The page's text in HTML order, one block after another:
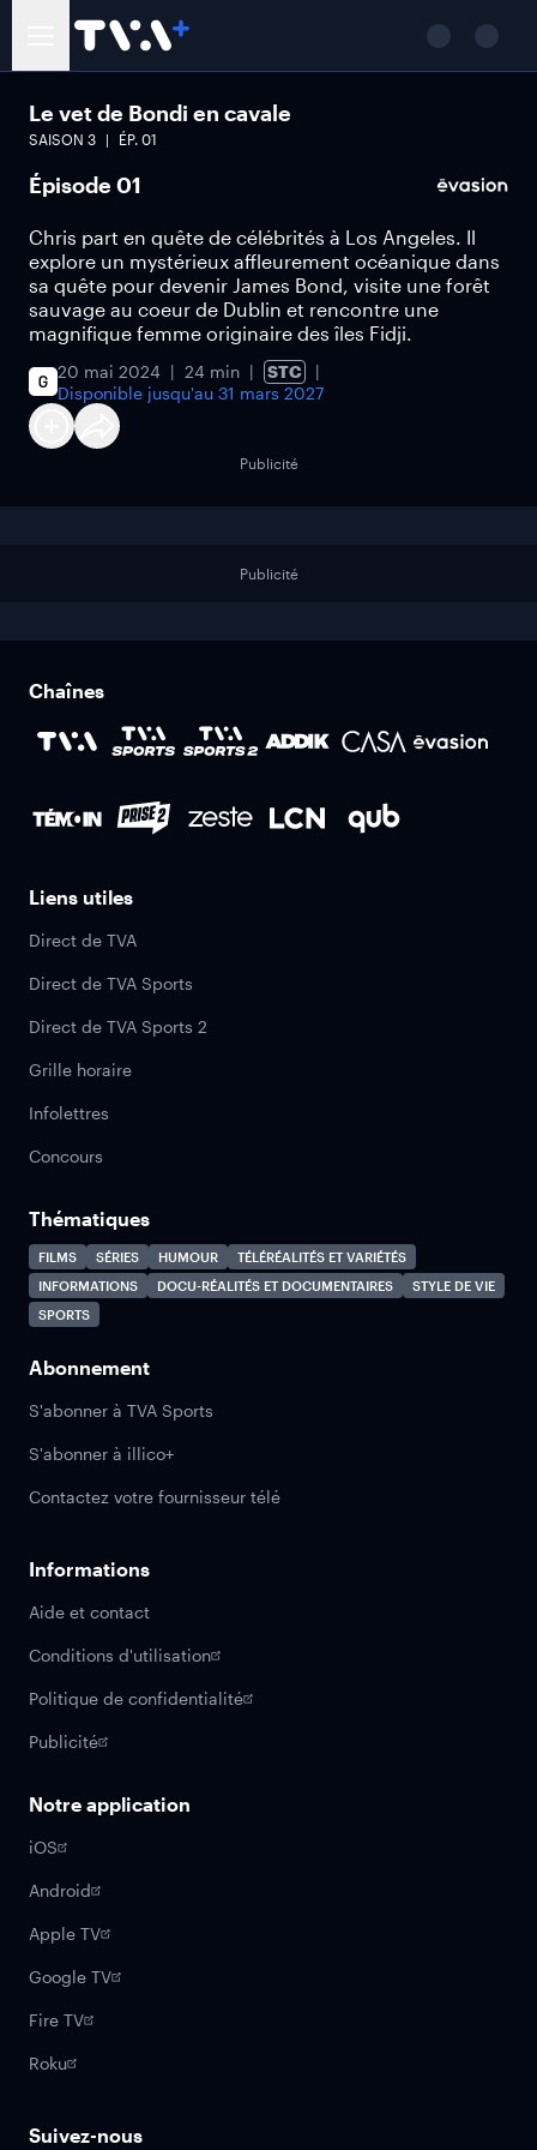
Le vet de Bondi en cavale
SAISON 3 ÉP. 01
Épisode 01
Chris part en quête de célébrités à Los Angeles. Il
explore un mystérieux affleurement océanique dans
sa quête pour devenir James Bond, visite une forêt
sauvage au coeur de Dublin et rencontre une
magnifique femme originaire des îles Fidji.
20 mai 2024 24 min
STC
Disponible jusqu'au 31 mars 2027
Publicité
Publicité
Chaînes
Liens utiles
Direct de TVA
Direct de TVA Sports
Direct de TVA Sports 2
Grille horaire
Infolettres
Concours
Thématiques
FILMS SÉRIES HUMOUR
TÉLÉRÉALITÉS ET VARIÉTÉS
INFORMATIONS
DOCU-RÉALITÉS ET DOCUMENTAIRES
STYLE DE VIE
SPORTS
Abonnement
S'abonner à TVA Sports
S'abonner à illico+
Contactez votre fournisseur télé
Informations
Aide et contact
Conditions d'utilisation
Politique de confidentialité
Publicité
Notre application
iOS
Android
Apple TV
Google TV
Fire TV
Roku
Suivez-nous